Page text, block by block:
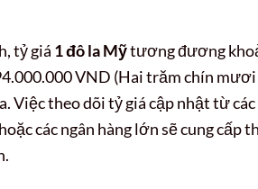
tỷ giá 1 đô la Mỹtương đương
VND (Hai trăm chín
Việc theo dõi tỷ giá cập nhật từ
các ngân hàng lớn sẽ cung cấp